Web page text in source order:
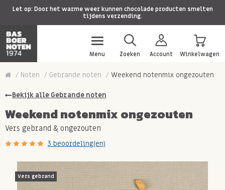
Let op: Door het warme weer kunnen chocolade producten smelten
tijdens verzending.
Menu Zoeken Account Winkelwagen
Noten Gebrande noten Weekend notenmix ongezouten
Bekijk alle Gebrande noten
Weekend notenmix ongezouten
Vers gebrand & ongezouten
3 beoordeling(en)
Vers gebrand